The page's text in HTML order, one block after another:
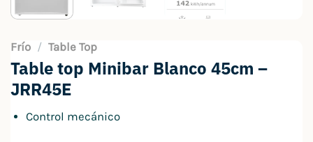
Frío / Table Top
Table top Minibar Blanco 45cm –
JRR45E
Control mecánico